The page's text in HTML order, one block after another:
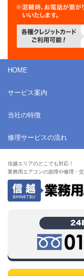
HOME
サービス案内
当社の特徴
修理サービスの流れ
信越エリアのどこでも対応！
業務用エアコンの故障や修理・